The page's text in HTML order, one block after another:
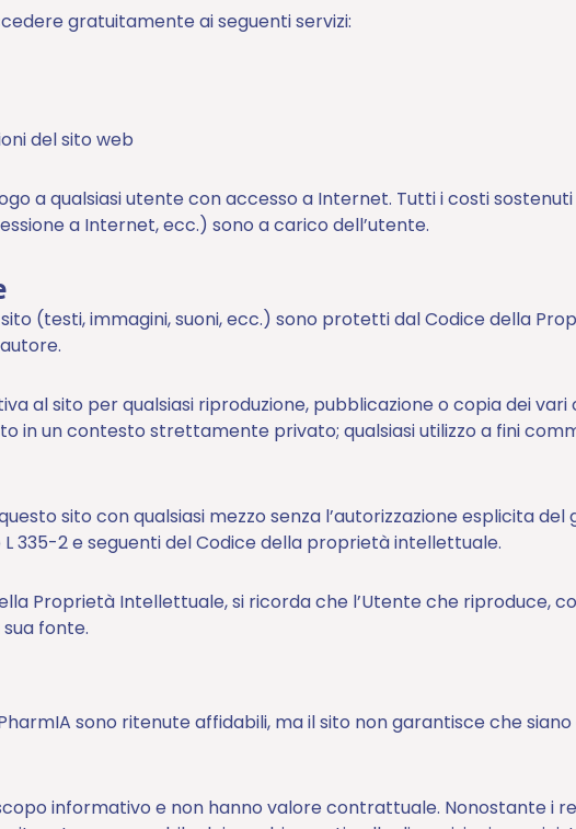
gratuitamente ai seguenti servizi:
del sito web
a qualsiasi utente con accesso a Internet. Tutti i costi
a Internet, ecc.) sono a carico dell’utente.
(testi, immagini, suoni, ecc.) sono protetti dal Codice della
al sito per qualsiasi riproduzione, pubblicazione o copia dei vari
in un contesto strettamente privato; qualsiasi utilizzo a fini
sito con qualsiasi mezzo senza l’autorizzazione esplicita del
335-2 e seguenti del Codice della proprietà intellettuale.
Proprietà Intellettuale, si ricorda che l’Utente che riproduce,
fonte.
sono ritenute affidabili, ma il sito non garantisce che
informativo e non hanno valore contrattuale. Nonostante i